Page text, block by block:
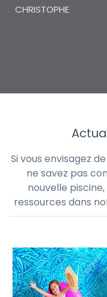
CHRISTOPHE
Si vous envisagez
ne savez pas
nouvelle
ressources dans